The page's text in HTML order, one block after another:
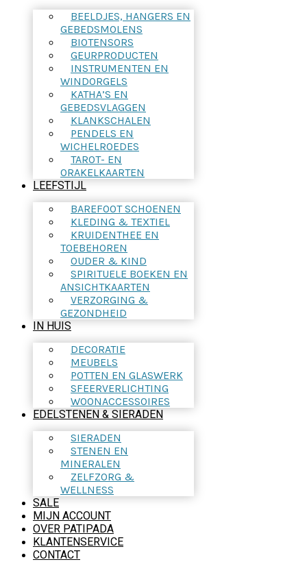
BEELDJES, HANGERS EN
GEBEDSMOLENS
BIOTENSORS
GEURPRODUCTEN
INSTRUMENTEN EN
WINDORGELS
KATHA’S EN
GEBEDSVLAGGEN
KLANKSCHALEN
PENDELS EN
WICHELROEDES
TAROT- EN
ORAKELKAARTEN
LEEFSTIJL
BAREFOOT SCHOENEN
KLEDING & TEXTIEL
KRUIDENTHEE EN
TOEBEHOREN
OUDER & KIND
SPIRITUELE BOEKEN EN
ANSICHTKAARTEN
VERZORGING &
GEZONDHEID
IN HUIS
DECORATIE
MEUBELS
POTTEN EN GLASWERK
SFEERVERLICHTING
WOONACCESSOIRES
EDELSTENEN & SIERADEN
SIERADEN
STENEN EN
MINERALEN
ZELFZORG &
WELLNESS
SALE
MIJN ACCOUNT
OVER PATIPADA
KLANTENSERVICE
CONTACT